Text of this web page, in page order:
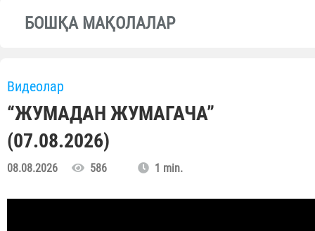
БОШҚА МАҚОЛАЛАР
Видеолар
“ЖУМАДАН ЖУМАГАЧА”
(07.08.2026)
08.08.2026 586 1 min.